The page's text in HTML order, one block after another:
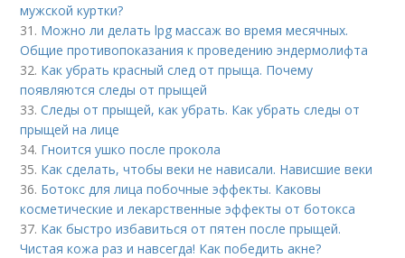
мужской куртки?
31. Можно ли делать lpg массаж во время месячных.
Общие противопоказания к проведению эндермолифта
32. Как убрать красный след от прыща. Почему
появляются следы от прыщей
33.Следы от прыщей, как убрать. Как убрать следы от
прыщей на лице
34. Гноится ушко после прокола
35. Как сделать, чтобы веки не нависали. Нависшие веки
36. Ботокс для лица побочные эффекты. Каковы
косметические и лекарственные эффекты от ботокса
37. Как быстро избавиться от пятен после прыщей.
Чистая кожа раз и навсегда! Как победить акне?